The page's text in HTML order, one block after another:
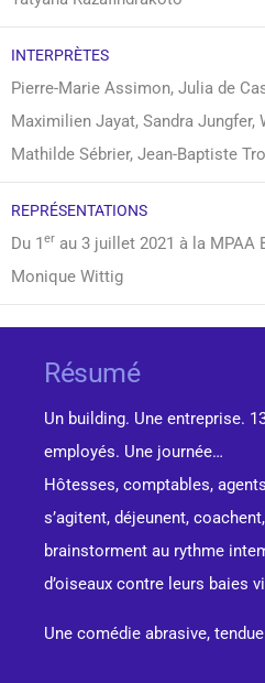
INTERPRÈTES
Pierre-Marie Assimon, Julia de
Maximilien Jayat, Sandra Jungfer,
Mathilde Sébrier, Jean-Baptiste
REPRÉSENTATIONS
Du 1er au 3 juillet 2021 à la
Monique Wittig
Résumé
Un building. Une entreprise.
employés. Une journée…
Hôtesses, comptables,
s’agitent, déjeunent,
brainstorment au rythme
d’oiseaux contre leurs baies
Une comédie abrasive,